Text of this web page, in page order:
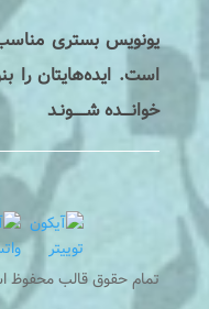
تمام حقوق قالب
یونویس بستری مناسب
است. ایده‌هایتان را
خوانــــده شــــــونـد